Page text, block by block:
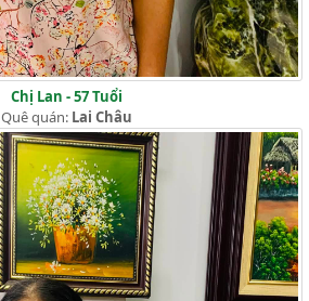
Chị Lan - 57 Tuổi
Quê quán: Lai Châu